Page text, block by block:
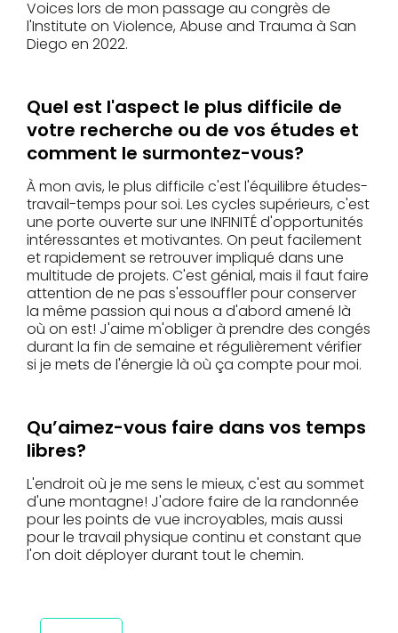
Voices lors de mon passage au congrès de
l'Institute on Violence, Abuse and Trauma à San
Diego en 2022.
Quel est l'aspect le plus difficile de
votre recherche ou de vos études et
comment le surmontez-vous?
À mon avis, le plus difficile c'est l'équilibre études-
travail-temps pour soi. Les cycles supérieurs, c'est
une porte ouverte sur une INFINITÉ d'opportunités
intéressantes et motivantes. On peut facilement
et rapidement se retrouver impliqué dans une
multitude de projets. C'est génial, mais il faut faire
attention de ne pas s'essouffler pour conserver
la même passion qui nous a d'abord amené là
où on est! J'aime m'obliger à prendre des congés
durant la fin de semaine et régulièrement vérifier
si je mets de l'énergie là où ça compte pour moi.
Qu’aimez-vous faire dans vos temps
libres?
L'endroit où je me sens le mieux, c'est au sommet
d'une montagne! J'adore faire de la randonnée
pour les points de vue incroyables, mais aussi
pour le travail physique continu et constant que
l'on doit déployer durant tout le chemin.